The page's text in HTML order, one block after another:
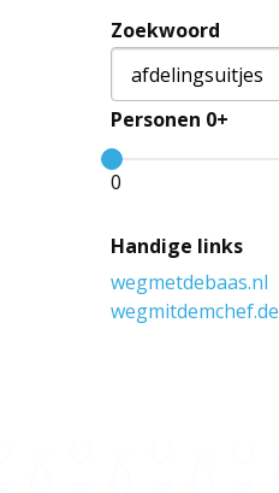
Zoekwoord
Personen 0+
0
Handige links
wegmetdebaas.nl
wegmitdemchef.de